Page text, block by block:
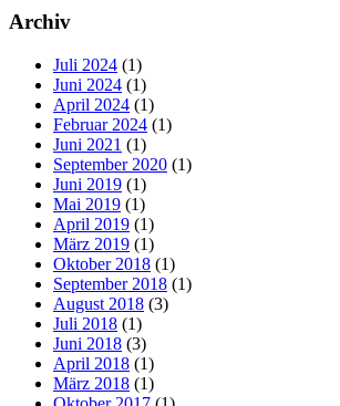
Archiv
Juli 2024 (1)
Juni 2024 (1)
April 2024 (1)
Februar 2024 (1)
Juni 2021 (1)
September 2020 (1)
Juni 2019 (1)
Mai 2019 (1)
April 2019 (1)
März 2019 (1)
Oktober 2018 (1)
September 2018 (1)
August 2018 (3)
Juli 2018 (1)
Juni 2018 (3)
April 2018 (1)
März 2018 (1)